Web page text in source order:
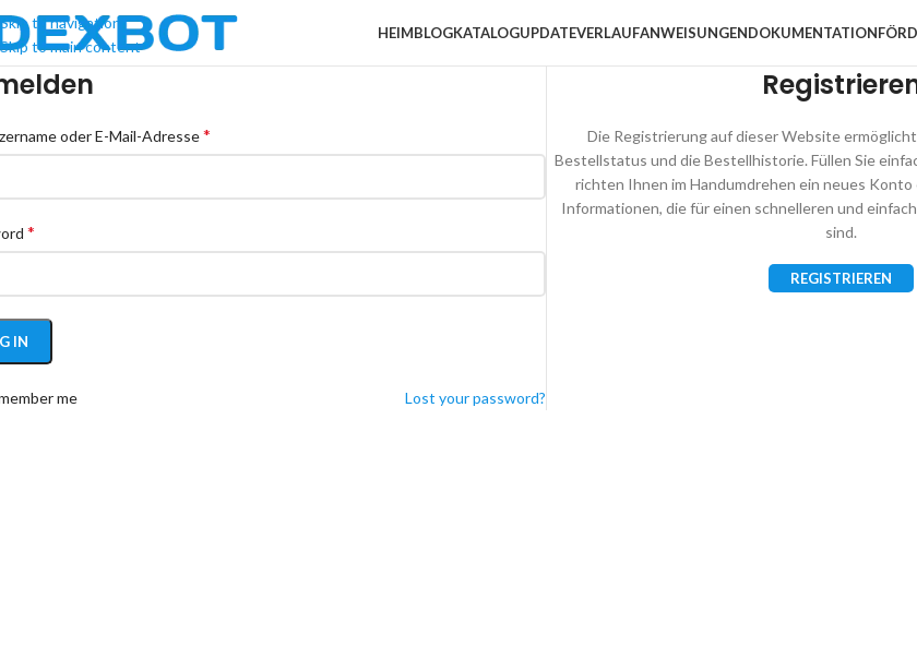
Skip to navigation
Skip to main content
HEIMBLOGKATALOGUPDATEVERLAUFANWEISUNGENDOKUMENTATION
oder E-Mail-Adresse*
*
IN
Lost your password?
me
Die Registrierung auf dieser Website
Bestellstatus und die Bestellhistorie. Füllen Sie
richten Ihnen im Handumdrehen ein neues Konto
Informationen, die für einen schnelleren und
sind.
REGISTRIEREN